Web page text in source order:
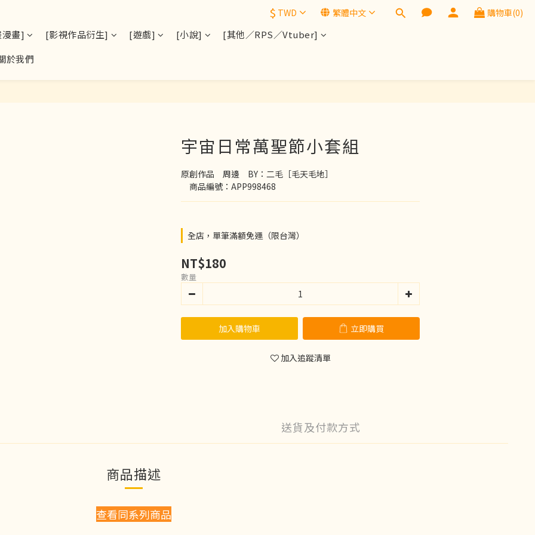
$ TWD 繁體中文 購物車(0)
畫] [影視作品衍生] [遊戲] [小說]
[其他／RPS／Vtuber]
於我們
宇宙日常萬聖節小套組
原創作品　周邊　BY：二毛［毛天毛地］
商品編號：APP998468
全店，單筆滿額免運（限台灣）
NT$180
數量
加入購物車 立即購買
加入追蹤清單
送貨及付款方式
商品描述
查看同系列商品